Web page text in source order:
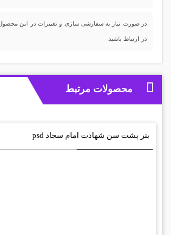
در صورت نیاز به سفارشی سازی و تغییرات در این محصول
در ارتباط باشید
محصولات مرتبط
بنر پشت سن شهادت امام سجاد psd